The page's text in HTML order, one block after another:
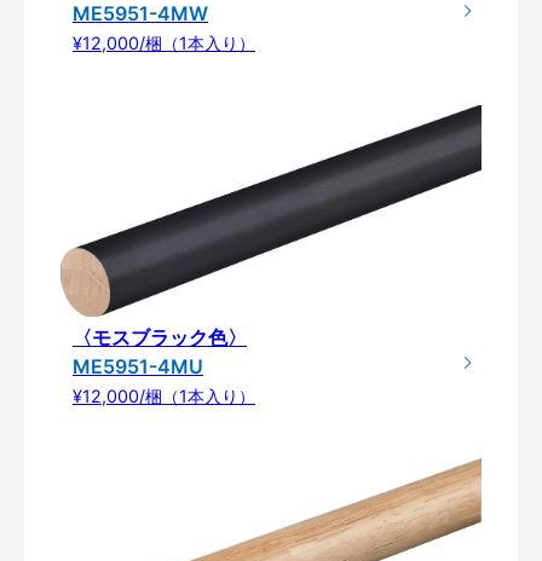
ME5951-4MW
¥12,000/梱（1本入り）
〈モスブラック色〉
ME5951-4MU
¥12,000/梱（1本入り）